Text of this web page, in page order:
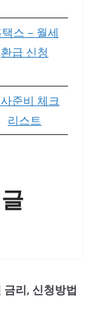
스 – 월세
환급 신청
준비 체크
리스트
리, 신청방법